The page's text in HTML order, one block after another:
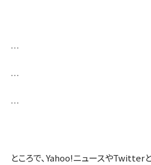
…
…
…
ところで、Yahoo!ニュースやTwitter